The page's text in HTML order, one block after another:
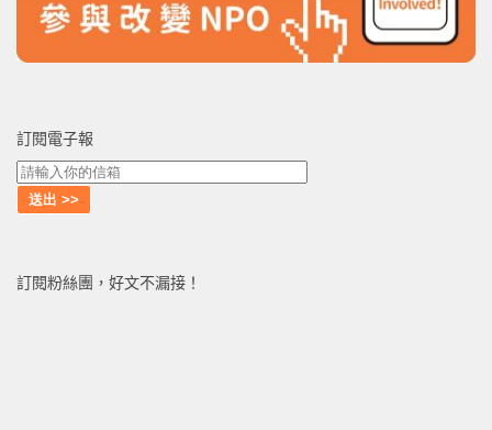
訂閱電子報
訂閱粉絲團，好文不漏接！